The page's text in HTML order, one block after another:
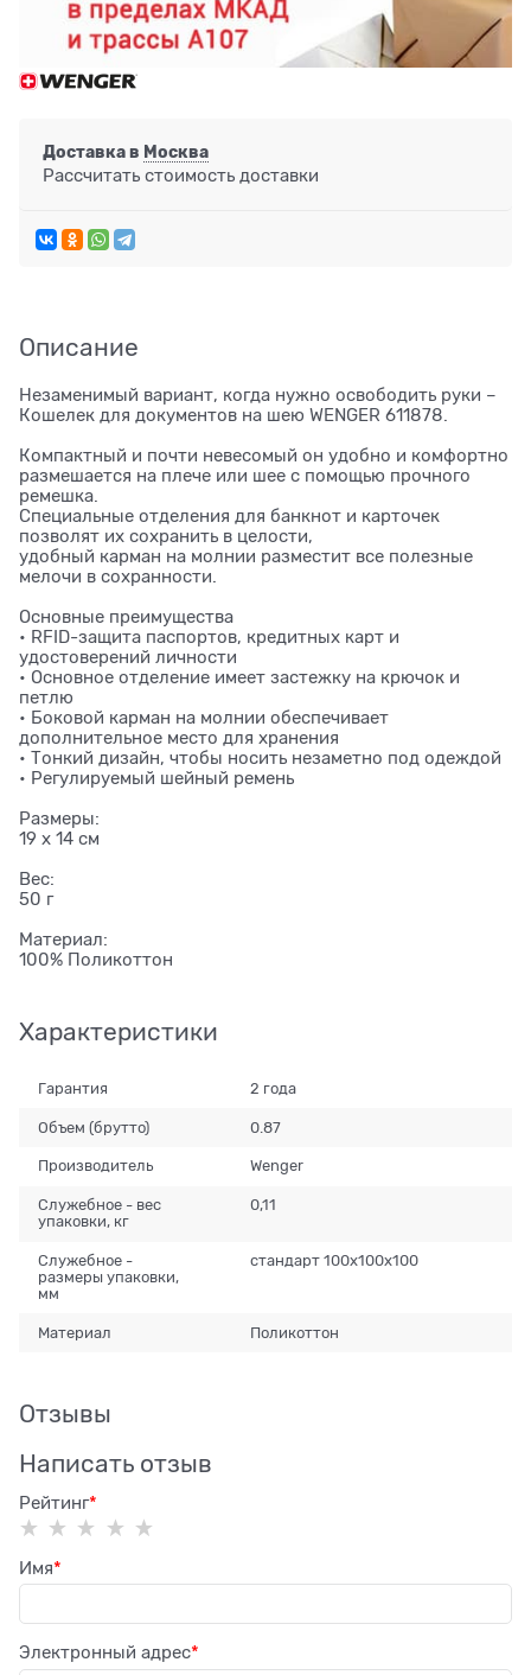
Доставка в Москва
Рассчитать стоимость доставки
Описание
Незаменимый вариант, когда нужно освободить руки –
Кошелек для документов на шею WENGER 611878.
Компактный и почти невесомый он удобно и комфортно
размешается на плече или шее с помощью прочного
ремешка.
Специальные отделения для банкнот и карточек
позволят их сохранить в целости,
удобный карман на молнии разместит все полезные
мелочи в сохранности.
Основные преимущества
• RFID-защита паспортов, кредитных карт и
удостоверений личности
• Основное отделение имеет застежку на крючок и
петлю
• Боковой карман на молнии обеспечивает
дополнительное место для хранения
• Тонкий дизайн, чтобы носить незаметно под одеждой
• Регулируемый шейный ремень
Размеры:
19 x 14 см
Вес:
50 г
Материал:
100% Поликоттон
Характеристики
Гарантия 2 года
Объем (брутто) 0.87
Производитель Wenger
Служебное - вес
упаковки, кг
0,11
Служебное -
размеры упаковки,
мм
стандарт 100x100x100
Материал Поликоттон
Отзывы
Написать отзыв
Рейтинг
Имя
Электронный адрес